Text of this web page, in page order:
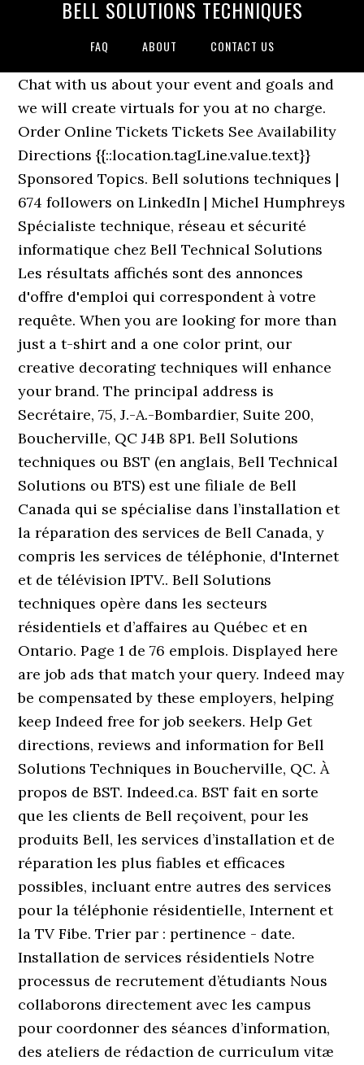
BELL SOLUTIONS TECHNIQUES
FAQ ABOUT CONTACT US
Chat with us about your event and goals and
we will create virtuals for you at no charge.
Order Online Tickets Tickets See Availability
Directions {{::location.tagLine.value.text}}
Sponsored Topics. Bell solutions techniques |
674 followers on LinkedIn | Michel Humphreys
Spécialiste technique, réseau et sécurité
informatique chez Bell Technical Solutions
Les résultats affichés sont des annonces
d'offre d'emploi qui correspondent à votre
requête. When you are looking for more than
just a t-shirt and a one color print, our
creative decorating techniques will enhance
your brand. The principal address is
Secrétaire, 75, J.-A.-Bombardier, Suite 200,
Boucherville, QC J4B 8P1. Bell Solutions
techniques ou BST (en anglais, Bell Technical
Solutions ou BTS) est une filiale de Bell
Canada qui se spécialise dans l’installation et
la réparation des services de Bell Canada, y
compris les services de téléphonie, d'Internet
et de télévision IPTV.. Bell Solutions
techniques opère dans les secteurs
résidentiels et d’affaires au Québec et en
Ontario. Page 1 de 76 emplois. Displayed here
are job ads that match your query. Indeed may
be compensated by these employers, helping
keep Indeed free for job seekers. Help Get
directions, reviews and information for Bell
Solutions Techniques in Boucherville, QC. À
propos de BST. Indeed.ca. BST fait en sorte
que les clients de Bell reçoivent, pour les
produits Bell, les services d’installation et de
réparation les plus fiables et efficaces
possibles, incluant entre autres des services
pour la téléphonie résidentielle, Internent et
la TV Fibe. Trier par : pertinence - date.
Installation de services résidentiels Notre
processus de recrutement d’étudiants Nous
collaborons directement avec les campus
pour coordonner des séances d’information,
des ateliers de rédaction de curriculum vitæ